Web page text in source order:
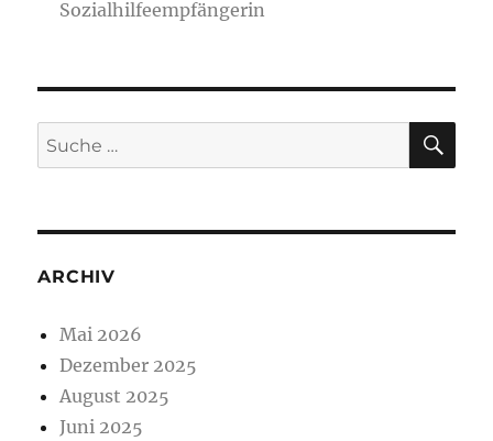
Sozialhilfeempfängerin
Suche
nach:
ARCHIV
Mai 2026
Dezember 2025
August 2025
Juni 2025